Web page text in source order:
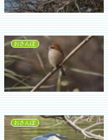
おさんぽ
おさんぽ